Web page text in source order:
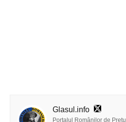
Glasul.info
Portalul Românilor de